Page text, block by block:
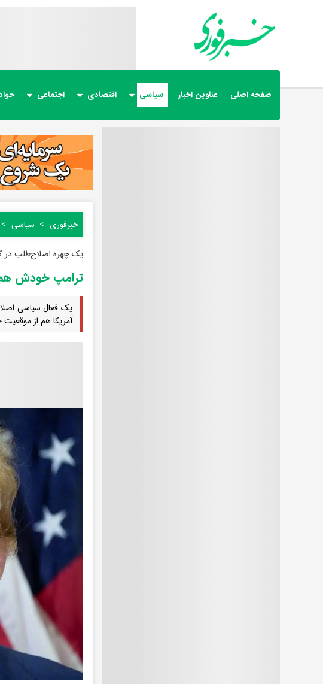
صفحه اصلی عناوین اخبار سیاسی اقتصادی اجتماعی
خبرفوری سیاسی
یک چهره اصلاح‌طلب در
ترامپ خودش هم
یک فعال سیاسی
آمریکا هم از